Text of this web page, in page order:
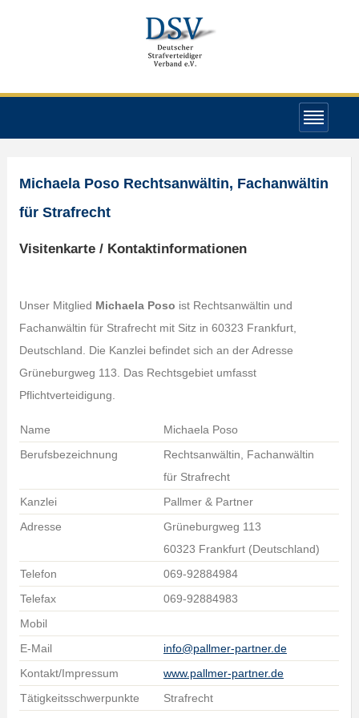
Michaela Poso Rechtsanwältin, Fachanwältin
für Strafrecht
Visitenkarte / Kontaktinformationen
Unser Mitglied Michaela Poso ist Rechtsanwältin und
Fachanwältin für Strafrecht mit Sitz in 60323 Frankfurt,
Deutschland. Die Kanzlei befindet sich an der Adresse
Grüneburgweg 113. Das Rechtsgebiet umfasst
Pflichtverteidigung.
Name
Michaela Poso
Berufsbezeichnung
Rechtsanwältin, Fachanwältin
für Strafrecht
Kanzlei
Pallmer & Partner
Adresse
Grüneburgweg 113
60323 Frankfurt (Deutschland)
Telefon
069-92884984
Telefax
069-92884983
Mobil
E-Mail
info@pallmer-partner.de
Kontakt/Impressum
www.pallmer-partner.de
Tätigkeitsschwerpunkte
Strafrecht